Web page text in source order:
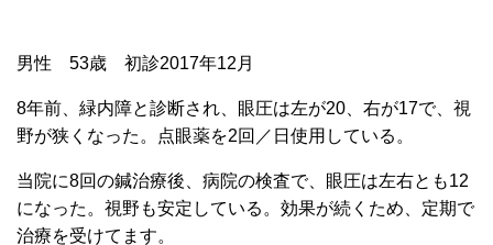
男性 53歳 初診2017年12月
8年前、緑内障と診断され、眼圧は左が20、右が17で、視
野が狭くなった。点眼薬を2回／日使用している。
当院に8回の鍼治療後、病院の検査で、眼圧は左右とも12
になった。視野も安定している。効果が続くため、定期で
治療を受けてます。